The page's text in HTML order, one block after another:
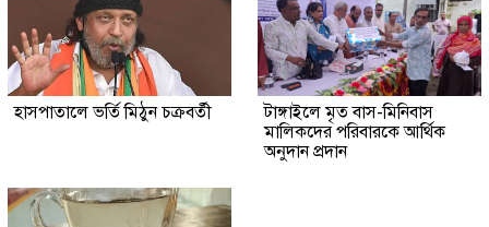
হাসপাতালে ভর্তি মিঠুন চক্রবর্তী
টাঙ্গাইলে মৃত বাস-মিনিবাস
মালিকদের পরিবারকে আর্থিক
অনুদান প্রদান